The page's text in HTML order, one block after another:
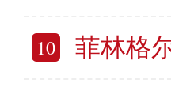
10 菲林格尔